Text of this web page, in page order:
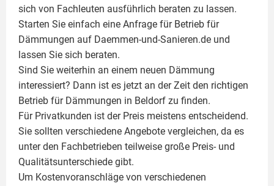
sich von Fachleuten ausführlich beraten zu lassen.
Starten Sie einfach eine Anfrage für Betrieb für
Dämmungen auf Daemmen-und-Sanieren.de und
lassen Sie sich beraten.
Sind Sie weiterhin an einem neuen Dämmung
interessiert? Dann ist es jetzt an der Zeit den richtigen
Betrieb für Dämmungen in Beldorf zu finden.
Für Privatkunden ist der Preis meistens entscheidend.
Sie sollten verschiedene Angebote vergleichen, da es
unter den Fachbetrieben teilweise große Preis- und
Qualitätsunterschiede gibt.
Um Kostenvoranschläge von verschiedenen